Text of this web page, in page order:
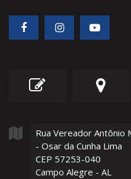
Rua Vereador Antônio
- Osar da Cunha Lima
CEP 57253-040
Campo Alegre - AL